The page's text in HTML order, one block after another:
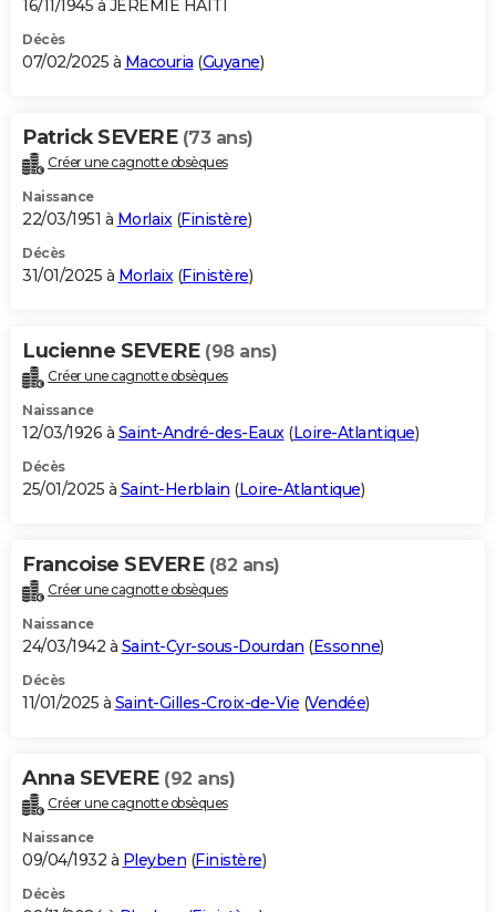
16/11/1945 à JEREMIE HAITI
Décès
07/02/2025 à Macouria (Guyane)
Patrick SEVERE (73 ans)
Créer une cagnotte obsèques
Naissance
22/03/1951 à Morlaix(Finistère)
Décès
31/01/2025 à Morlaix(Finistère)
Lucienne SEVERE (98 ans)
Créer une cagnotte obsèques
Naissance
12/03/1926 à Saint-André-des-Eaux(Loire-Atlantique)
Décès
25/01/2025 à Saint-Herblain (Loire-Atlantique)
Francoise SEVERE (82 ans)
Créer une cagnotte obsèques
Naissance
24/03/1942 à Saint-Cyr-sous-Dourdan (Essonne)
Décès
11/01/2025 à Saint-Gilles-Croix-de-Vie (Vendée)
Anna SEVERE (92 ans)
Créer une cagnotte obsèques
Naissance
09/04/1932 à Pleyben (Finistère)
Décès